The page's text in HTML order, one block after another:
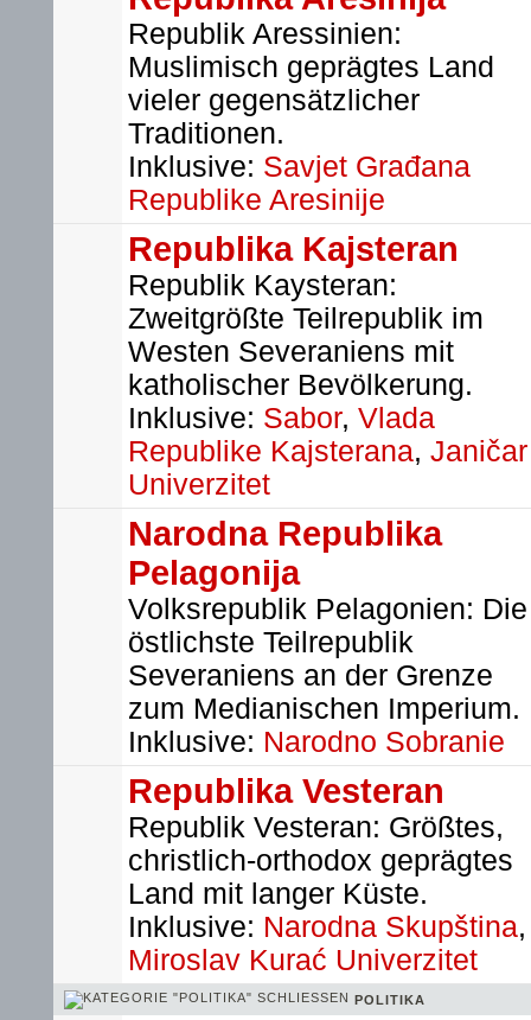
Republik Aressinien:
Muslimisch geprägtes Land
vieler gegensätzlicher
Traditionen.
Inklusive: Savjet Građana
Republike Aresinije
Republika Kajsteran
Republik Kaysteran:
Zweitgrößte Teilrepublik im
Westen Severaniens mit
katholischer Bevölkerung.
Inklusive: Sabor, Vlada
Republike Kajsterana, Janičar
Univerzitet
Narodna Republika
Pelagonija
Volksrepublik Pelagonien: Die
östlichste Teilrepublik
Severaniens an der Grenze
zum Medianischen Imperium.
Inklusive: Narodno Sobranie
Republika Vesteran
Republik Vesteran: Größtes,
christlich-orthodox geprägtes
Land mit langer Küste.
Inklusive: Narodna Skupština,
Miroslav Kurać Univerzitet
POLITIKA